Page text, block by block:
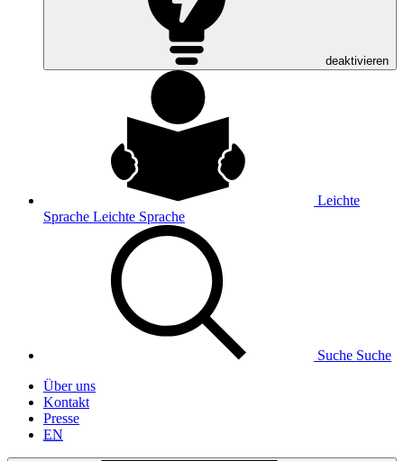
deaktivieren
Leichte
Sprache Leichte Sprache
Suche Suche
Über uns
Kontakt
Presse
EN